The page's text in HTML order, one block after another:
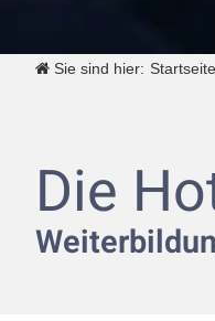
Sie sind hier: Startseite
Die